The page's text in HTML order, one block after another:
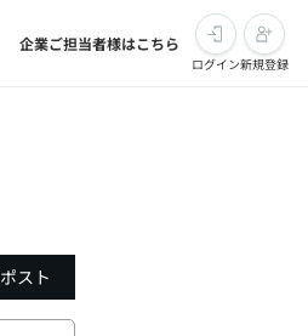
企業ご担当者様はこちら
ログイン新規登録
ポスト